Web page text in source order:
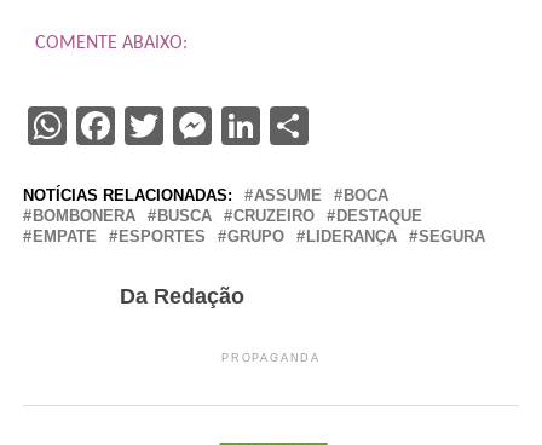
COMENTE ABAIXO:
WhatsApp
Facebook
TwitterMessenger
LinkedIn
NOTÍCIAS RELACIONADAS: ASSUME
BOCA
BOMBONERA
BUSCA CRUZEIRO
DESTAQUE
EMPATE
ESPORTES GRUPO LIDERANÇA SEGURA
Da Redação
PROPAGANDA